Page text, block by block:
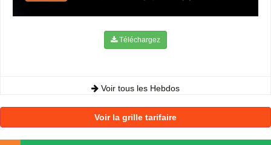
Téléchargez
Voir tous les Hebdos
Voir la grille tarifaire